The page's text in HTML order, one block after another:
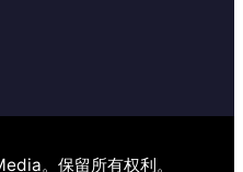
。保留所有权利。